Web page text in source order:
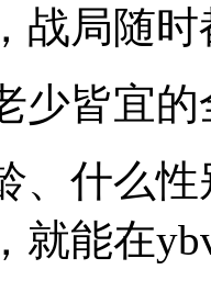
战局随
少皆宜
、什么
就能在